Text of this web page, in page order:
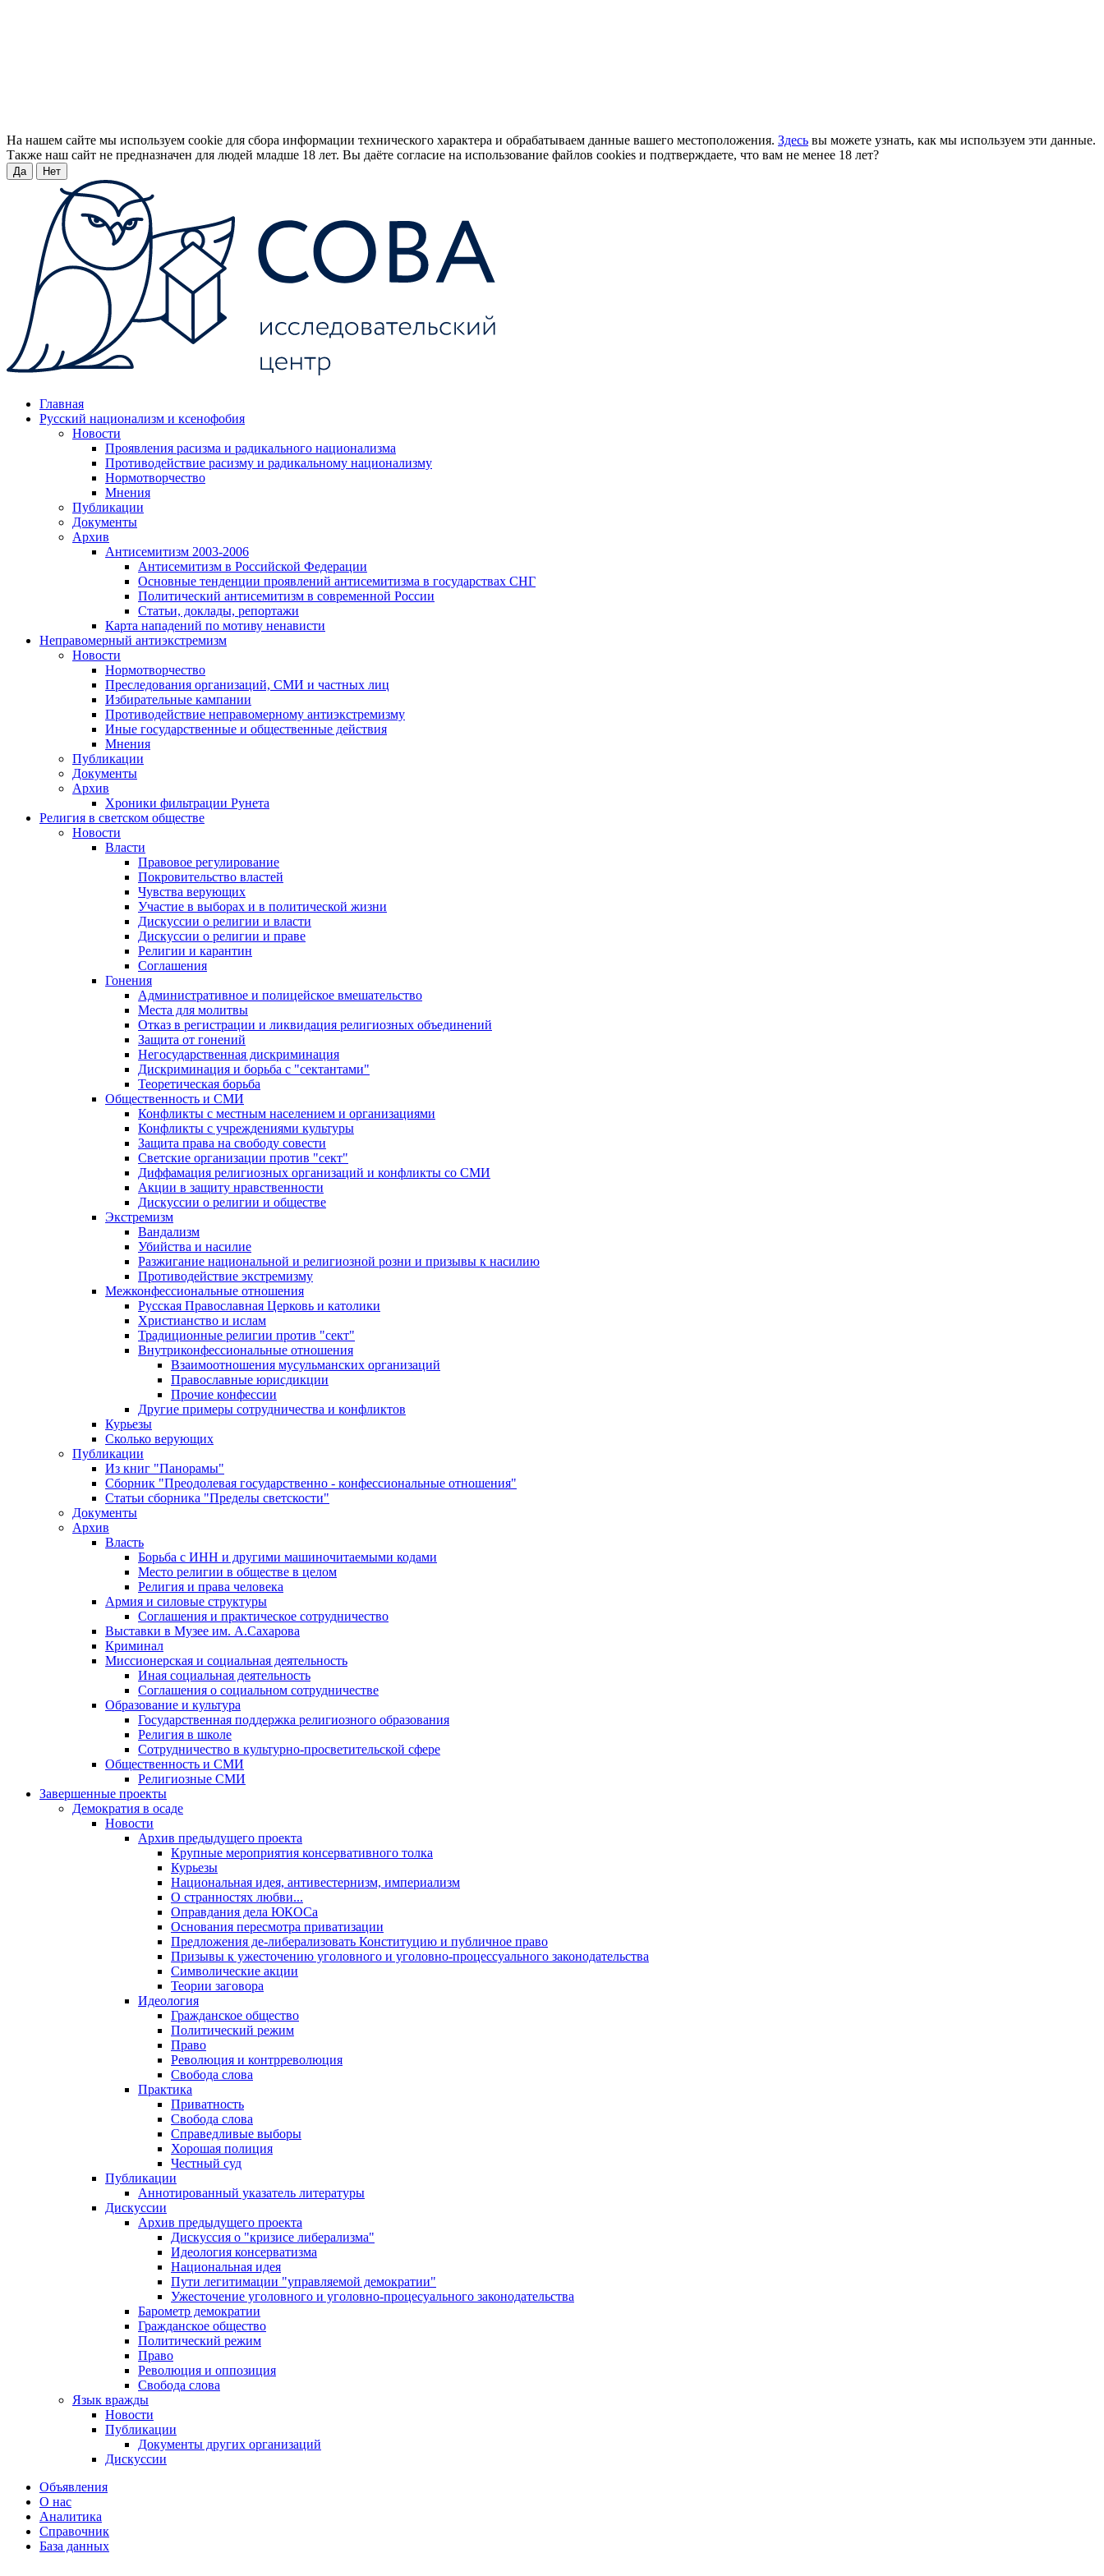
На нашем сайте мы используем cookie для сбора информации технического характера и обрабатываем данные вашего местоположения. Здесь вы можете узнать, как мы используем эти данные.
Также наш сайт не предназначен для людей младше 18 лет. Вы даёте согласие на использование файлов cookies и подтверждаете, что вам не менее 18 лет?
Да Нет
Главная
Русский национализм и ксенофобия
Новости
Проявления расизма и радикального национализма
Противодействие расизму и радикальному национализму
Нормотворчество
Мнения
Публикации
Документы
Архив
Антисемитизм 2003-2006
Антисемитизм в Российской Федерации
Основные тенденции проявлений антисемитизма в государствах СНГ
Политический антисемитизм в современной России
Статьи, доклады, репортажи
Карта нападений по мотиву ненависти
Неправомерный антиэкстремизм
Новости
Нормотворчество
Преследования организаций, СМИ и частных лиц
Избирательные кампании
Противодействие неправомерному антиэкстремизму
Иные государственные и общественные действия
Мнения
Публикации
Документы
Архив
Хроники фильтрации Рунета
Религия в светском обществе
Новости
Власти
Правовое регулирование
Покровительство властей
Чувства верующих
Участие в выборах и в политической жизни
Дискуссии о религии и власти
Дискуссии о религии и праве
Религии и карантин
Соглашения
Гонения
Административное и полицейское вмешательство
Места для молитвы
Отказ в регистрации и ликвидация религиозных объединений
Защита от гонений
Негосударственная дискриминация
Дискриминация и борьба с "сектантами"
Теоретическая борьба
Общественность и СМИ
Конфликты с местным населением и организациями
Конфликты с учреждениями культуры
Защита права на свободу совести
Светские организации против "сект"
Диффамация религиозных организаций и конфликты со СМИ
Акции в защиту нравственности
Дискуссии о религии и обществе
Экстремизм
Вандализм
Убийства и насилие
Разжигание национальной и религиозной розни и призывы к насилию
Противодействие экстремизму
Межконфессиональные отношения
Русская Православная Церковь и католики
Христианство и ислам
Традиционные религии против "сект"
Внутриконфессиональные отношения
Взаимоотношения мусульманских организаций
Православные юрисдикции
Прочие конфессии
Другие примеры сотрудничества и конфликтов
Курьезы
Сколько верующих
Публикации
Из книг "Панорамы"
Сборник "Преодолевая государственно - конфессиональные отношения"
Статьи сборника "Пределы светскости"
Документы
Архив
Власть
Борьба с ИНН и другими машиночитаемыми кодами
Место религии в обществе в целом
Религия и права человека
Армия и силовые структуры
Соглашения и практическое сотрудничество
Выставки в Музее им. А.Сахарова
Криминал
Миссионерская и социальная деятельность
Иная социальная деятельность
Соглашения о социальном сотрудничестве
Образование и культура
Государственная поддержка религиозного образования
Религия в школе
Сотрудничество в культурно-просветительской сфере
Общественность и СМИ
Религиозные СМИ
Завершенные проекты
Демократия в осаде
Новости
Архив предыдущего проекта
Крупные мероприятия консервативного толка
Курьезы
Национальная идея, антивестернизм, империализм
О странностях любви...
Оправдания дела ЮКОСа
Основания пересмотра приватизации
Предложения де-либерализовать Конституцию и публичное право
Призывы к ужесточению уголовного и уголовно-процессуального законодательства
Символические акции
Теории заговора
Идеология
Гражданское общество
Политический режим
Право
Революция и контрреволюция
Свобода слова
Практика
Приватность
Свобода слова
Справедливые выборы
Хорошая полиция
Честный суд
Публикации
Аннотированный указатель литературы
Дискуссии
Архив предыдущего проекта
Дискуссия о "кризисе либерализма"
Идеология консерватизма
Национальная идея
Пути легитимации "управляемой демократии"
Ужесточение уголовного и уголовно-процесуального законодательства
Барометр демократии
Гражданское общество
Политический режим
Право
Революция и оппозиция
Свобода слова
Язык вражды
Новости
Публикации
Документы других организаций
Дискуссии
Объявления
О нас
Аналитика
Справочник
База данных